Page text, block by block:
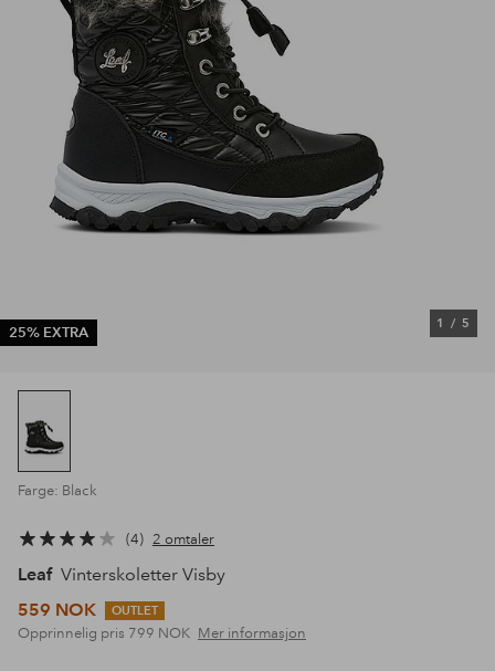
25% EXTRA
1 / 5
Farge: Black
4 2 omtaler
Leaf Vinterskoletter Visby
559 NOK
OUTLET
Opprinnelig pris 799 NOK Mer informasjon